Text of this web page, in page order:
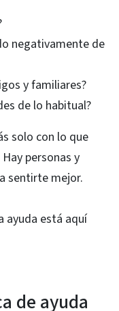
negativamente de
y familiares?
de lo habitual?
solo con lo que
personas y
sentirte mejor.
ayuda está aquí
de ayuda